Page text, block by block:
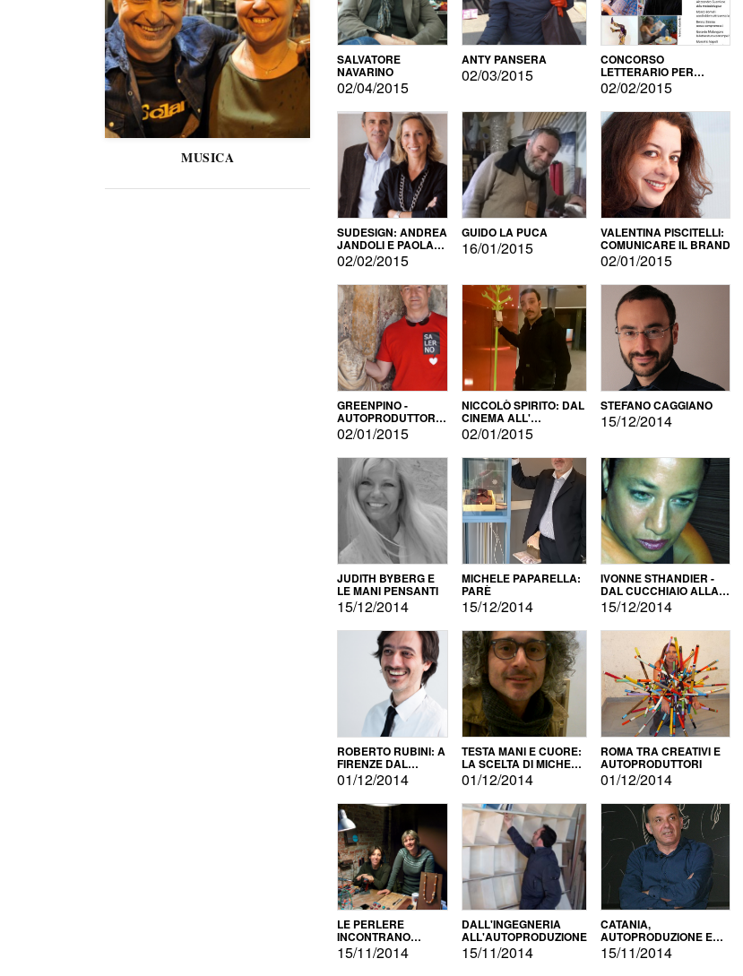
MUSICA
SALVATORE
NAVARINO
02/04/2015
ANTY PANSERA
02/03/2015
CONCORSO
LETTERARIO PER
DESIGNER
02/02/2015
SUDESIGN: ANDREA
JANDOLI E PAOLA
PISAPIA
02/02/2015
GUIDO LA PUCA
16/01/2015
VALENTINA PISCITELLI:
COMUNICARE IL BRAND
02/01/2015
GREENPINO -
AUTOPRODUTTORE
PER AMORE
02/01/2015
NICCOLÒ SPIRITO: DAL
CINEMA ALL'
AUTOPRODUZIONE
02/01/2015
STEFANO CAGGIANO
15/12/2014
JUDITH BYBERG E
LE MANI PENSANTI
15/12/2014
MICHELE PAPARELLA:
PARÈ
15/12/2014
IVONNE STHANDIER -
DAL CUCCHIAIO ALLA
CITTÀ
15/12/2014
ROBERTO RUBINI: A
FIRENZE DAL
PRODOTTO ALLA
PROMOZIONE
01/12/2014
TESTA MANI E CUORE:
LA SCELTA DI MICHELE
BARBERIO
01/12/2014
ROMA TRA CREATIVI E
AUTOPRODUTTORI
01/12/2014
LE PERLERE
INCONTRANO
L'AUTOPRODUZIONE
15/11/2014
DALL'INGEGNERIA
ALL'AUTOPRODUZIONE
15/11/2014
CATANIA,
AUTOPRODUZIONE E
COMMERCIALIZZAZIONE
15/11/2014